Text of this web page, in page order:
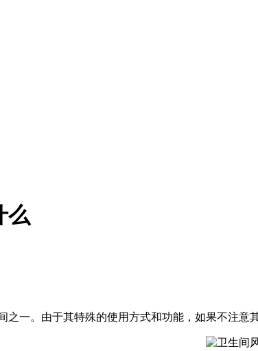
么
之一。由于其特殊的使用方式和功能，如果不注